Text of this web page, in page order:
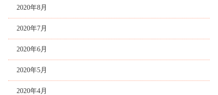
2020年8月
2020年7月
2020年6月
2020年5月
2020年4月